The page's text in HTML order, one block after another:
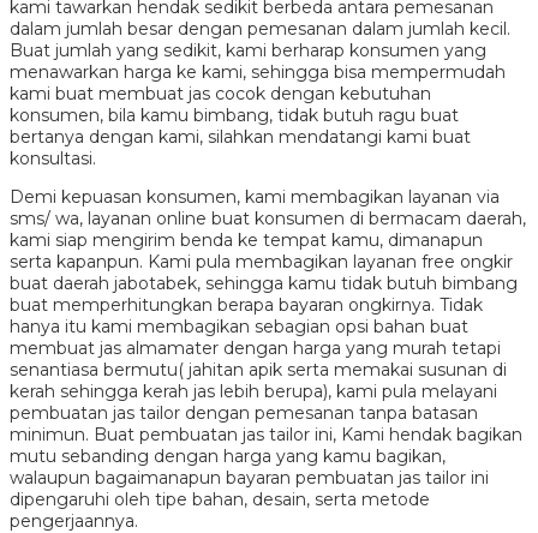
kami tawarkan hendak sedikit berbeda antara pemesanan
dalam jumlah besar dengan pemesanan dalam jumlah kecil.
Buat jumlah yang sedikit, kami berharap konsumen yang
menawarkan harga ke kami, sehingga bisa mempermudah
kami buat membuat jas cocok dengan kebutuhan
konsumen, bila kamu bimbang, tidak butuh ragu buat
bertanya dengan kami, silahkan mendatangi kami buat
konsultasi.
Demi kepuasan konsumen, kami membagikan layanan via
sms/ wa, layanan online buat konsumen di bermacam daerah,
kami siap mengirim benda ke tempat kamu, dimanapun
serta kapanpun. Kami pula membagikan layanan free ongkir
buat daerah jabotabek, sehingga kamu tidak butuh bimbang
buat memperhitungkan berapa bayaran ongkirnya. Tidak
hanya itu kami membagikan sebagian opsi bahan buat
membuat jas almamater dengan harga yang murah tetapi
senantiasa bermutu( jahitan apik serta memakai susunan di
kerah sehingga kerah jas lebih berupa), kami pula melayani
pembuatan jas tailor dengan pemesanan tanpa batasan
minimun. Buat pembuatan jas tailor ini, Kami hendak bagikan
mutu sebanding dengan harga yang kamu bagikan,
walaupun bagaimanapun bayaran pembuatan jas tailor ini
dipengaruhi oleh tipe bahan, desain, serta metode
pengerjaannya.